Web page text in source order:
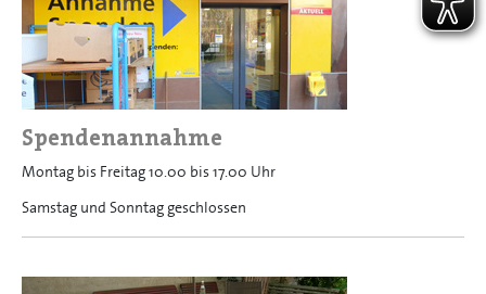
Spendenannahme
Montag bis Freitag 10.00 bis 17.00 Uhr
Samstag und Sonntag geschlossen